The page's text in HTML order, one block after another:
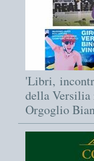
'Libri,
della Versilia
Orgoglio